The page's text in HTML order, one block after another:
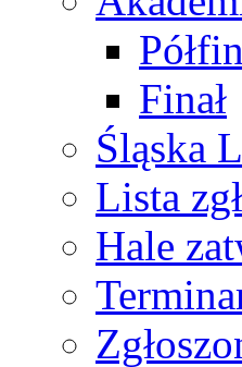
Finał
Śląska
Lista
Hale